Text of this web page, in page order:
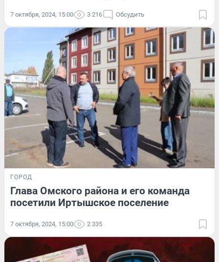
7 октября, 2024, 15:00 3 216 Обсудить
ГОРОД
Глава Омского района и его команда
посетили Иртышское поселение
7 октября, 2024, 15:00 2 335